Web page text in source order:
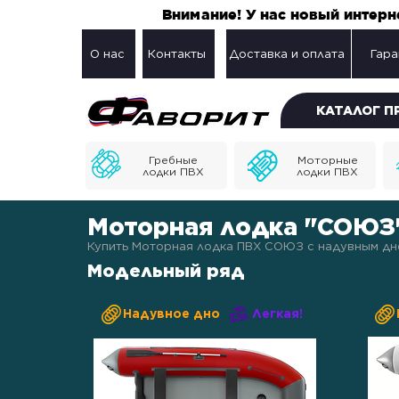
Внимание! У нас новый
О нас Контакты Доставка и оплата
КАТАЛОГ
Гребные
лодки ПВХ
Моторные
лодки ПВХ
Моторная лодка
Купить Моторная лодка ПВХ СОЮЗ с надувным
Модельный ряд
Надувное дно Легкая!